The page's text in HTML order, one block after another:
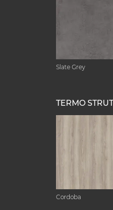
Slate Grey
TERMO
Cordoba